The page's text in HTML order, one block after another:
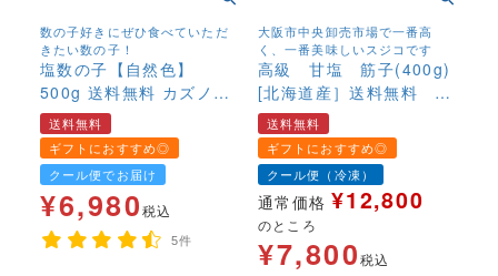
数の子好きにぜひ食べていただ
きたい数の子！
塩数の子【自然色】
500g 送料無料 カズノ
コ かずのこ 無漂白
カナダ産 本チャン 最
高級
送料無料
ギフトにおすすめ◎
クール便でお届け
¥6,980税込
5件
大阪市中央卸売市場で一番高
く、一番美味しいスジコです
高級 甘塩 筋子(400g)
[北海道産］送料無料 す
じこ スジコ いくら
イクラ 塩いくら
送料無料
ギフトにおすすめ◎
クール便（冷凍）
通常価格 ¥12,800
のところ
¥7,800税込